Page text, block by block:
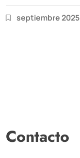
septiembre 2025
Contacto